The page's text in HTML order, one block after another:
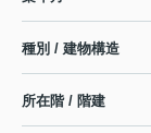
種別 / 建物構造
所在階 / 階建